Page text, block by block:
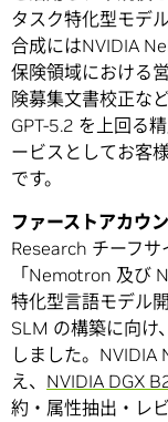
タスク特化型モデ
合成にはNVIDIA
保険領域における
険募集文書校正な
GPT-5.2 を上回る
ービスとしてお客
です。
ファーストアカウ
Research チーフサ
「Nemotron 及び
特化型言語モデル
SLM の構築に向け
しました。
え、 NVIDIA DGX
約・属性抽出・レ